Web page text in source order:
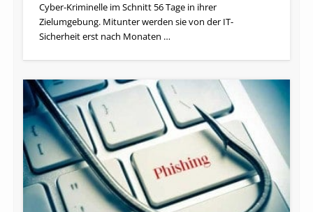
Cyber-Kriminelle im Schnitt 56 Tage in ihrer
Zielumgebung. Mitunter werden sie von der IT-
Sicherheit erst nach Monaten …